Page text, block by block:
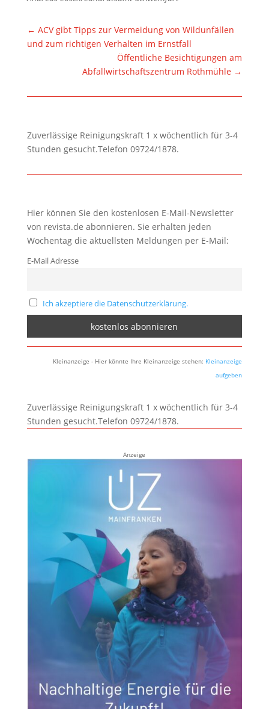
← ACV gibt Tipps zur Vermeidung von Wildunfällen
und zum richtigen Verhalten im Ernstfall
Öffentliche Besichtigungen am
Abfallwirtschaftszentrum Rothmühle →
Zuverlässige Reinigungskraft 1 x wöchentlich für 3-4
Stunden gesucht.Telefon 09724/1878.
Hier können Sie den kostenlosen E-Mail-Newsletter
von revista.de abonnieren. Sie erhalten jeden
Wochentag die aktuellsten Meldungen per E-Mail:
E-Mail Adresse
Ich akzeptiere die Datenschutzerklärung.
Kleinanzeige - Hier könnte Ihre Kleinanzeige stehen: Kleinanzeige
aufgeben
Zuverlässige Reinigungskraft 1 x wöchentlich für 3-4
Stunden gesucht.Telefon 09724/1878.
Anzeige